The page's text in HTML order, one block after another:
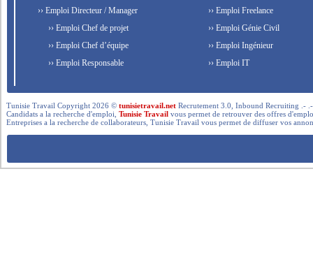
›› Emploi Directeur / Manager
›› Emploi Chef de projet
›› Emploi Chef d’équipe
›› Emploi Responsable
›› Emploi Freelance
›› Emploi Génie Civil
›› Emploi Ingénieur
›› Emploi IT
Tunisie Travail Copyright 2026 ©tunisietravail.net Recrutement 3.0, Inbound Recruiting .-
Candidats a la recherche d'emploi,Tunisie Travail vous permet de retrouver des offres
Entreprises a la recherche de collaborateurs, Tunisie Travail vous permet de diffuser vos